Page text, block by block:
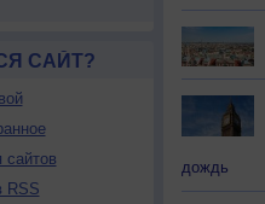
САЙТ?
RSS
дождь